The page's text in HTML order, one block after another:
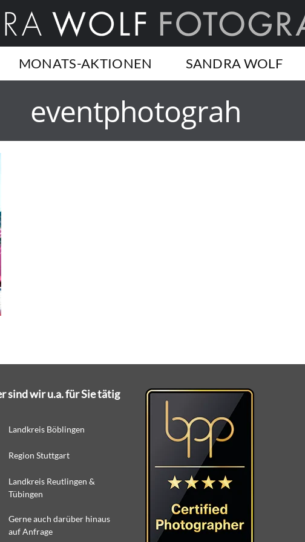
MONATS-AKTIONEN SANDRA WOLF
eventphotograh
sind wir u.a. für Sie tätig
Landkreis Böblingen
Region Stuttgart
Landkreis Reutlingen &
Tübingen
Gerne auch darüber hinaus
auf Anfrage